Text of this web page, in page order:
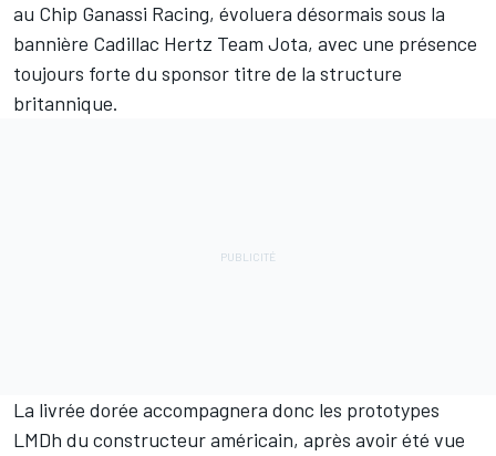
au Chip Ganassi Racing, évoluera désormais sous la
bannière Cadillac Hertz Team Jota, avec une présence
toujours forte du sponsor titre de la structure
britannique.
La livrée dorée accompagnera donc les prototypes
LMDh du constructeur américain, après avoir été vue